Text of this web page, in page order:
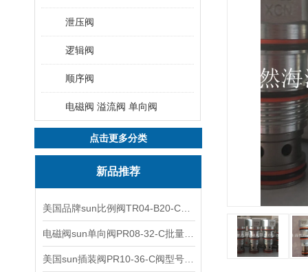
泄压阀
逻辑阀
顺序阀
电磁阀 溢流阀 单向阀
点击更多分类
新品推荐